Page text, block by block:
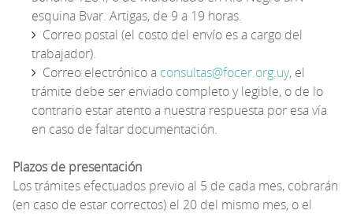
esquina Bvar. Artigas, de 9 a 19 horas.
Correo postal (el costo del envío es a cargo del
trabajador).
Correo electrónico a consultas@focer.org.uy, el
trámite debe ser enviado completo y legible, o de lo
contrario estar atento a nuestra respuesta por esa vía
en caso de faltar documentación.
Plazos de presentación
Los trámites efectuados previo al 5 de cada mes, cobrarán
(en caso de estar correctos) el 20 del mismo mes, o el